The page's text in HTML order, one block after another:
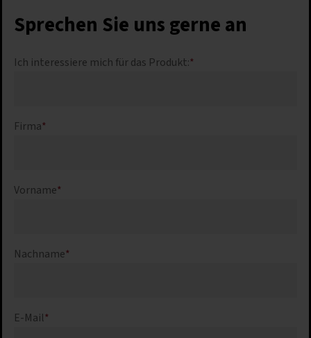
Sprechen Sie uns gerne an
Ich interessiere mich für das Produkt:*
Firma*
Vorname*
Nachname*
E-Mail*